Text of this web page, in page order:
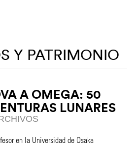
Y PATRIMONIO
A OMEGA: 50
LUNARES
en la Universidad de Osaka